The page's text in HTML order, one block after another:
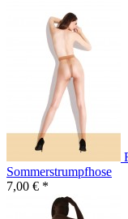
Sommerstrumpfhose
7,00 € *